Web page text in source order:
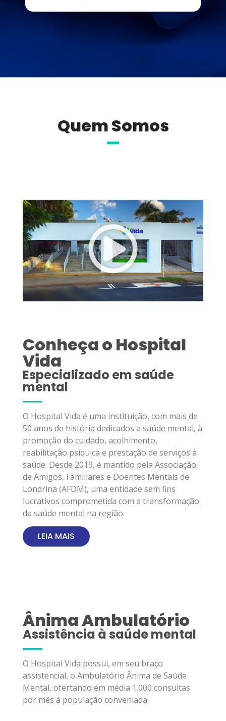
Quem Somos
Conheça o Hospital
Vida
Especializado em saúde
mental
O Hospital Vida é uma instituição, com mais de
50 anos de história dedicados a saúde mental, à
promoção do cuidado, acolhimento,
reabilitação psíquica e prestação de serviços à
saúde. Desde 2019, é mantido pela Associação
de Amigos, Familiares e Doentes Mentais de
Londrina (AFDM), uma entidade sem fins
lucrativos comprometida com a transformação
da saúde mental na região.
LEIA MAIS
Ânima Ambulatório
Assistência à saúde mental
O Hospital Vida possui, em seu braço
assistencial, o Ambulatório Ânima de Saúde
Mental, ofertando em média 1.000 consultas
por mês à população conveniada.